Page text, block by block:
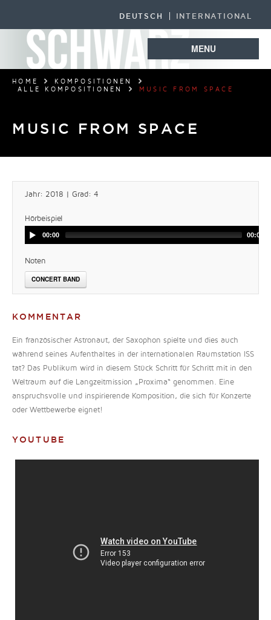
DEUTSCH INTERNATIONAL
MENU
HOME
KOMPOSITIONEN
ALLE KOMPOSITIONEN
MUSIC FROM SPACE
MUSIC FROM SPACE
Jahr: 2018 | Grad: 4
Hörbeispiel
00:00 00:00
Noten
CONCERT BAND
KOMMENTAR
Ein französischer Astronaut, der Saxophon spielte und dies auch
während seines Aufenthaltes in der internationalen Raumstation ISS
tat? Das Publikum wird in diesem Stück Schritt für Schritt mit in den
Weltraum auf die Langzeitmission „Proxima“ genommen. Eine
anspruchsvolle und inspirierende Komposition, die sich für Konzerte
oder Wettbewerbe eignet!
YOUTUBE